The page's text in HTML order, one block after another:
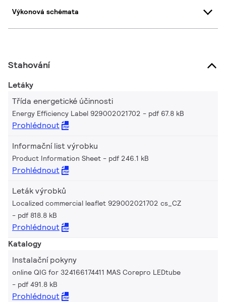
Výkonová schémata
Stahování
Letáky
Třída energetické účinnosti
Energy Efficiency Label 929002021702 pdf 67.8 kB
Prohlédnout
Informační list výrobku
Product Information Sheet pdf 246.1 kB
Prohlédnout
Leták výrobků
Localized commercial leaflet 929002021702 cs_CZ
pdf 818.8 kB
Prohlédnout
Katalogy
Instalační pokyny
online QIG for 324166174411 MAS Corepro LEDtube
pdf 491.8 kB
Prohlédnout